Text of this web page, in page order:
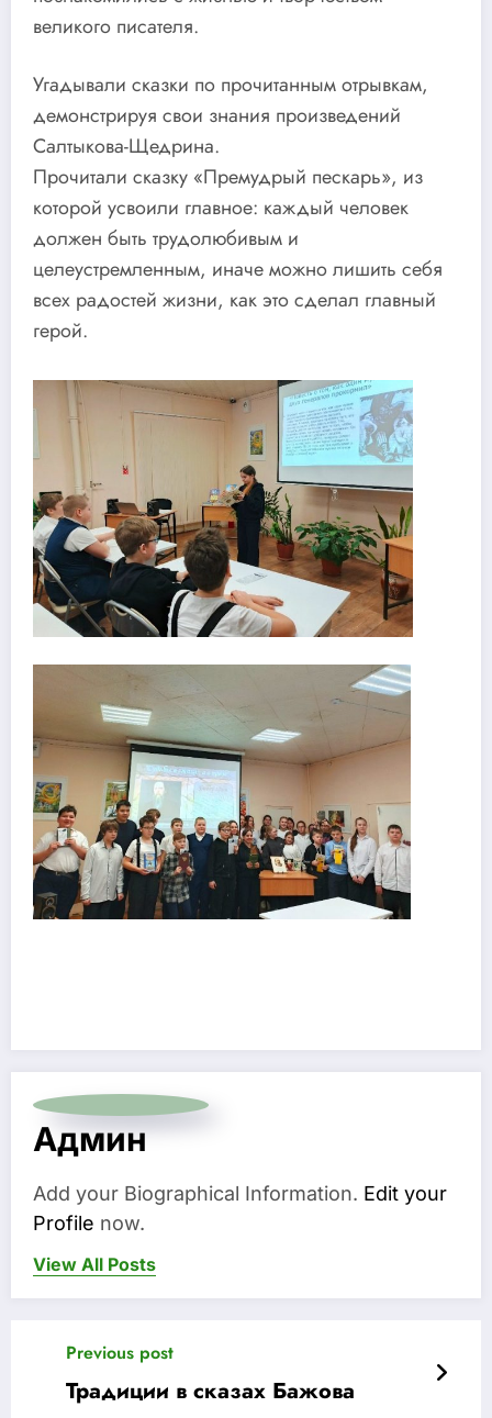
великого писателя.
Угадывали сказки по прочитанным отрывкам,
демонстрируя свои знания произведений
Салтыкова-Щедрина.
Прочитали сказку «Премудрый пескарь», из
которой усвоили главное: каждый человек
должен быть трудолюбивым и
целеустремленным, иначе можно лишить себя
всех радостей жизни, как это сделал главный
герой.
Админ
Add your Biographical Information. Edit your
Profile now.
View All Posts
Previous post
Традиции в сказах Бажова